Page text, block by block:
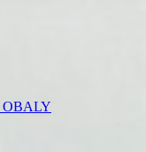
OBALY